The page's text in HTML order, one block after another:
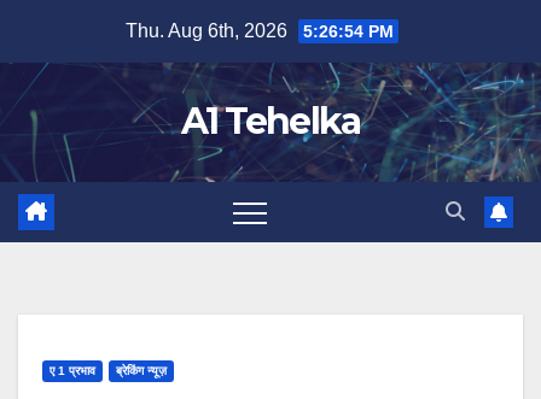
content
Thu. Aug 6th, 2026 5:26:55 PM
A1 Tehelka
ए 1 प्रभाव ब्रेकिंग न्यूज़